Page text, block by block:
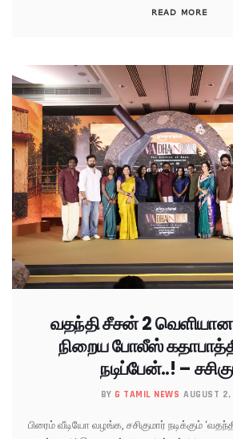
READ MORE
வதந்தி சீசன் 2 வெளியான
நிறைய போலீஸ்
நடிப்பேன்..! –
BY G TAMIL NEWS AUGUST
பிரைம் வீடியோ வழங்க, சசிகுமார் நடிக்கும்